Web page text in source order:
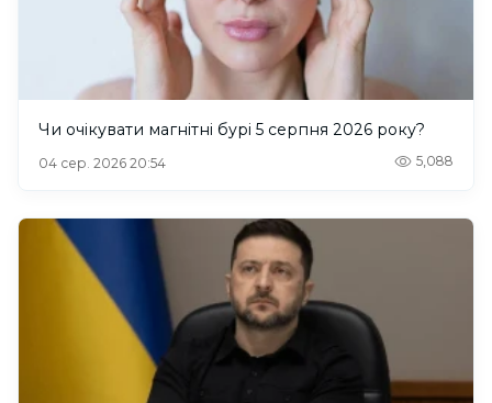
Чи очікувати магнітні бурі 5 серпня 2026 року?
04 сер. 2026 20:54 5,088